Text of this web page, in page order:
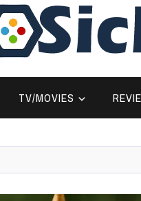
TV/MOVIES